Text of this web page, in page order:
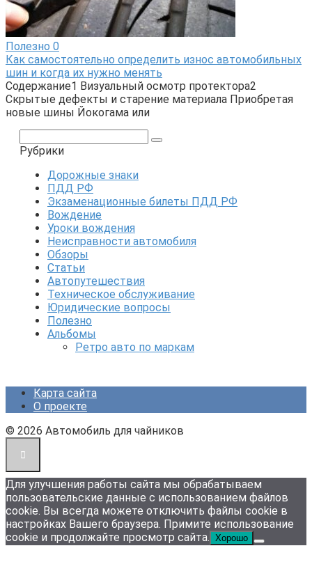
Полезно 0
Как самостоятельно определить износ автомобильных
шин и когда их нужно менять
Содержание1 Визуальный осмотр протектора2
Скрытые дефекты и старение материала Приобретая
новые шины Йокогама или
Рубрики
Дорожные знаки
ПДД РФ
Экзаменационные билеты ПДД РФ
Вождение
Уроки вождения
Неисправности автомобиля
Обзоры
Статьи
Автопутешествия
Техническое обслуживание
Юридические вопросы
Полезно
Альбомы
Ретро авто по маркам
Карта сайта
О проекте
© 2026 Автомобиль для чайников
Для улучшения работы сайта мы обрабатываем
пользовательские данные с использованием файлов
cookie. Вы всегда можете отключить файлы cookie в
настройках Вашего браузера. Примите использование
cookie и продолжайте просмотр сайта. Хорошо